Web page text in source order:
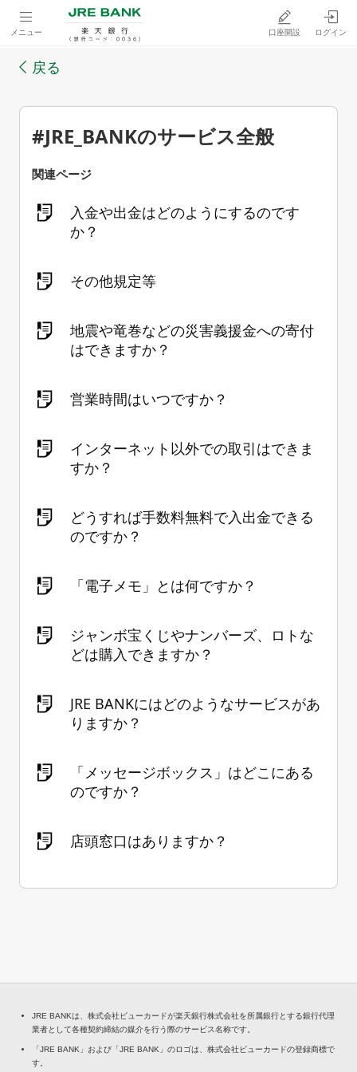
メニュー 口座開設 ログイン
戻る
#JRE_BANKのサービス全般
関連ページ
入金や出金はどのようにするのです
か？
その他規定等
地震や竜巻などの災害義援金への寄付
はできますか？
営業時間はいつですか？
インターネット以外での取引はできま
すか？
どうすれば手数料無料で入出金できる
のですか？
「電子メモ」とは何ですか？
ジャンボ宝くじやナンバーズ、ロトな
どは購入できますか？
JRE BANKにはどのようなサービスがあ
りますか？
「メッセージボックス」はどこにある
のですか？
店頭窓口はありますか？
JRE BANKは、株式会社ビューカードが楽天銀行株式会社を所属銀行とする銀行代理
業者として各種契約締結の媒介を行う際のサービス名称です。
「JRE BANK」および「JRE BANK」のロゴは、株式会社ビューカードの登録商標で
す。